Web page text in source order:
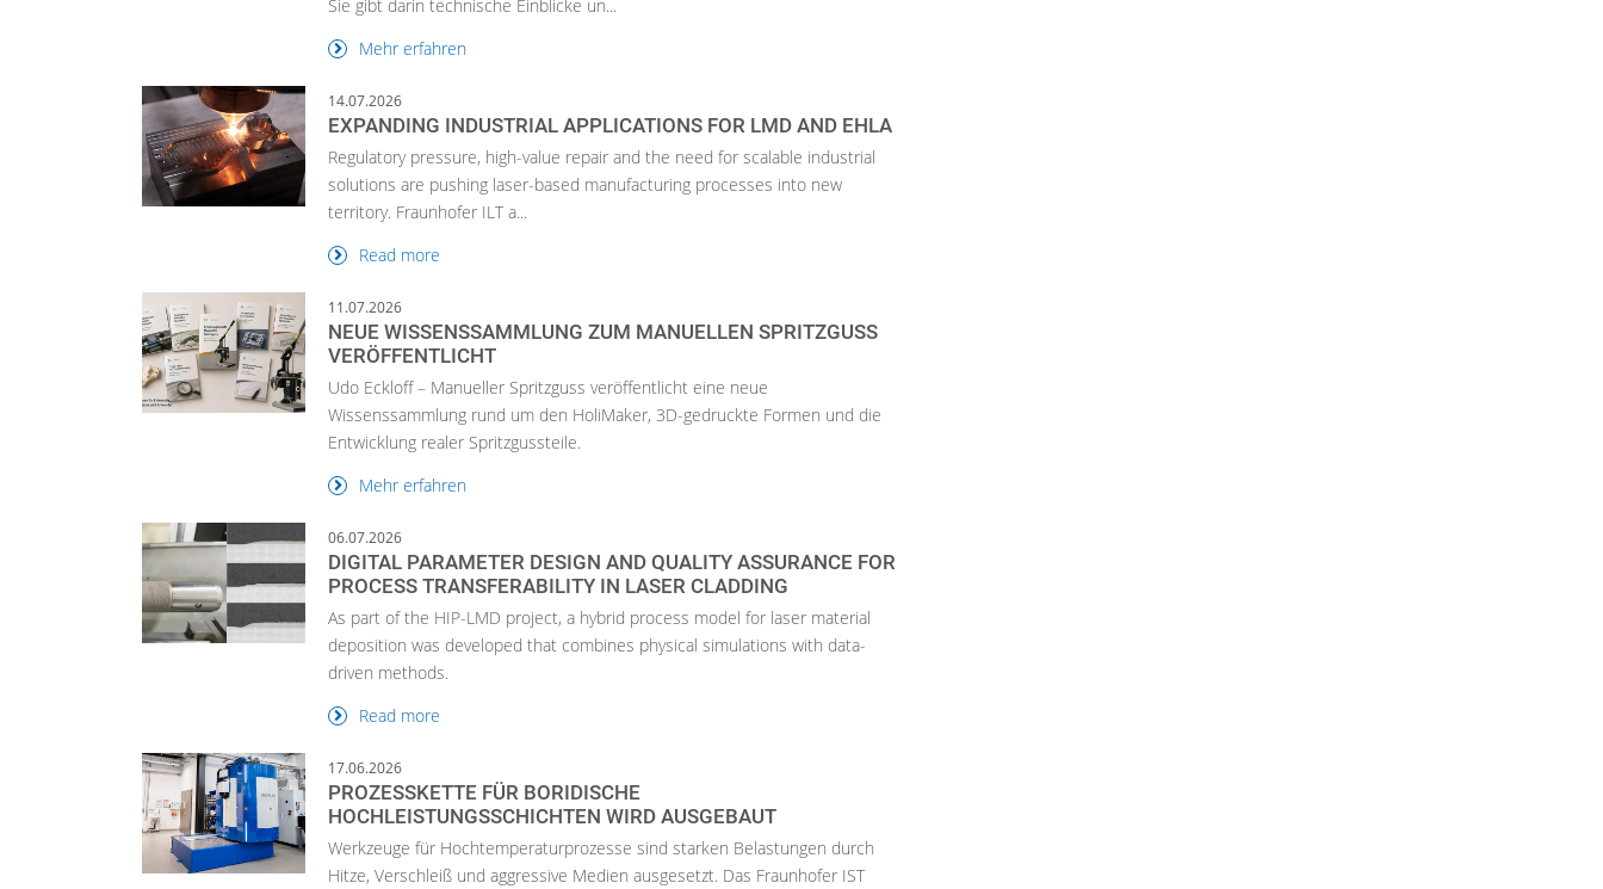
Sie gibt darin technische Einblicke un...
Mehr erfahren
14.07.2026
EXPANDING INDUSTRIAL APPLICATIONS FOR LMD AND EHLA
Regulatory pressure, high-value repair and the need for scalable industrial
solutions are pushing laser-based manufacturing processes into new
territory. Fraunhofer ILT a...
Read more
11.07.2026
NEUE WISSENSSAMMLUNG ZUM MANUELLEN SPRITZGUSS
VERÖFFENTLICHT
Udo Eckloff – Manueller Spritzguss veröffentlicht eine neue
Wissenssammlung rund um den HoliMaker, 3D-gedruckte Formen und die
Entwicklung realer Spritzgussteile.
Mehr erfahren
06.07.2026
DIGITAL PARAMETER DESIGN AND QUALITY ASSURANCE FOR
PROCESS TRANSFERABILITY IN LASER CLADDING
As part of the HIP-LMD project, a hybrid process model for laser material
deposition was developed that combines physical simulations with data-
driven methods.
Read more
17.06.2026
PROZESSKETTE FÜR BORIDISCHE
HOCHLEISTUNGSSCHICHTEN WIRD AUSGEBAUT
Werkzeuge für Hochtemperaturprozesse sind starken Belastungen durch
Hitze, Verschleiß und aggressive Medien ausgesetzt. Das Fraunhofer IST